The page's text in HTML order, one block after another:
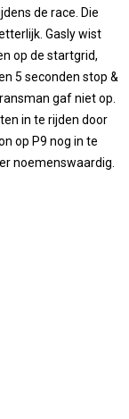
de race. Die
Gasly wist
op de startgrid,
5 seconden stop &
gaf niet op.
in te rijden door
op P9 nog in te
noemenswaardig.